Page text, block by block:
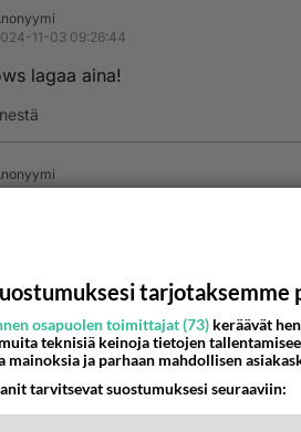
11-03 09:26:44
lagaa aina!
11-03 09:27:06
Kommentoi aloitusta...
tarjotaksemme
osapuolen toimittajat (73) keräävät
teknisiä keinoja tietojen
ja parhaan mahdollisen
tarvitsevat suostumuksesi seuraaviin: